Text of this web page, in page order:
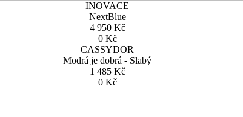
INOVACE
NextBlue
4 950 Kč
0 Kč
CASSYDOR
Modrá je dobrá - Slabý
1 485 Kč
0 Kč